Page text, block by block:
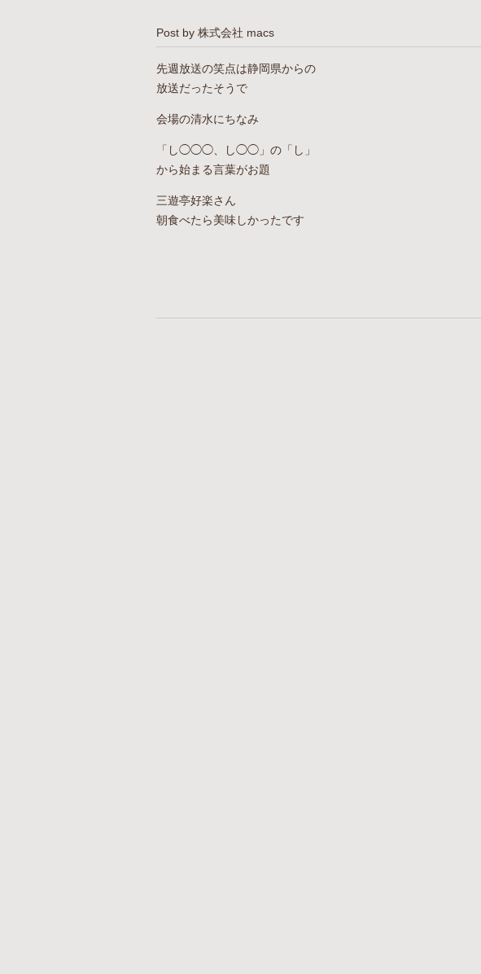
Post by 株式会社 macs
先週放送の笑点は静岡県からの
放送だったそうで
会場の清水にちなみ
「し◯◯◯、し◯◯」の「し」
から始まる言葉がお題
三遊亭好楽さん
朝食べたら美味しかったです